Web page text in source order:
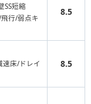
SS短縮
行/弱点キ
8.5
速床/ドレイ
8.5